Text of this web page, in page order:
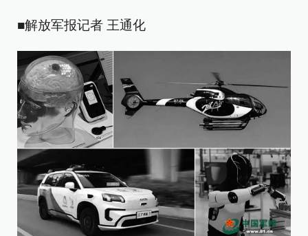
■解放军报记者 王通化